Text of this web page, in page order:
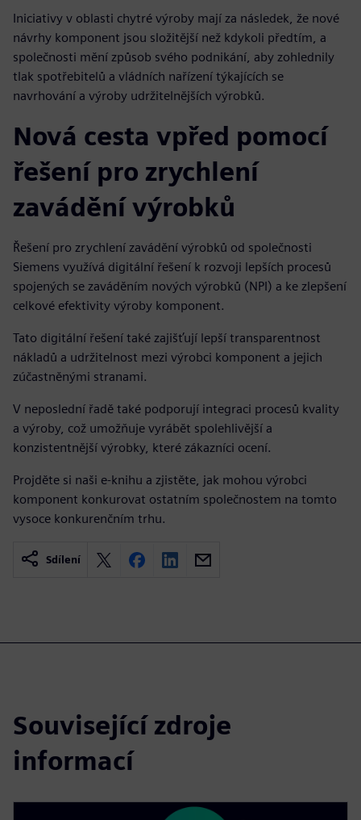
Iniciativy v oblasti chytré výroby mají za následek, že nové
návrhy komponent jsou složitější než kdykoli předtím, a
společnosti mění způsob svého podnikání, aby zohlednily
tlak spotřebitelů a vládních nařízení týkajících se
navrhování a výroby udržitelnějších výrobků.
Nová cesta vpřed pomocí
řešení pro zrychlení
zavádění výrobků
Řešení pro zrychlení zavádění výrobků od společnosti
Siemens využívá digitální řešení k rozvoji lepších procesů
spojených se zaváděním nových výrobků (NPI) a ke zlepšení
celkové efektivity výroby komponent.
Tato digitální řešení také zajišťují lepší transparentnost
nákladů a udržitelnost mezi výrobci komponent a jejich
zúčastněnými stranami.
V neposlední řadě také podporují integraci procesů kvality
a výroby, což umožňuje vyrábět spolehlivější a
konzistentnější výrobky, které zákazníci ocení.
Projděte si naši e-knihu a zjistěte, jak mohou výrobci
komponent konkurovat ostatním společnostem na tomto
vysoce konkurenčním trhu.
Sdílení
Související zdroje
informací